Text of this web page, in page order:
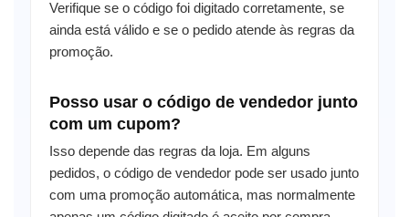
Verifique se o código foi digitado corretamente, se
ainda está válido e se o pedido atende às regras da
promoção.
Posso usar o código de vendedor junto
com um cupom?
Isso depende das regras da loja. Em alguns
pedidos, o código de vendedor pode ser usado junto
com uma promoção automática, mas normalmente